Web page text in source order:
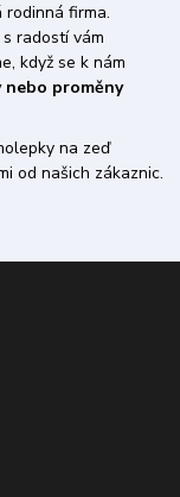
rodinná firma.
radostí vám
když se k nám
nebo proměny
na zeď
od našich zákaznic.